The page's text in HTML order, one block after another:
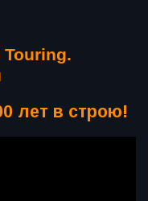
Touring.
лет в строю!